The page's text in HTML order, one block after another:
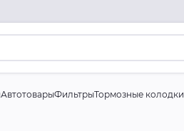
АвтотоварыФильтрыТормозные колодки